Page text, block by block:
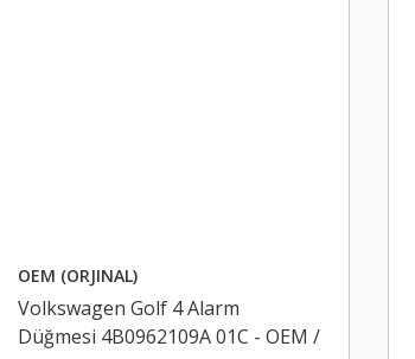
OEM (ORJINAL)
Volkswagen Golf 4 Alarm
Düğmesi 4B0962109A 01C - OEM /